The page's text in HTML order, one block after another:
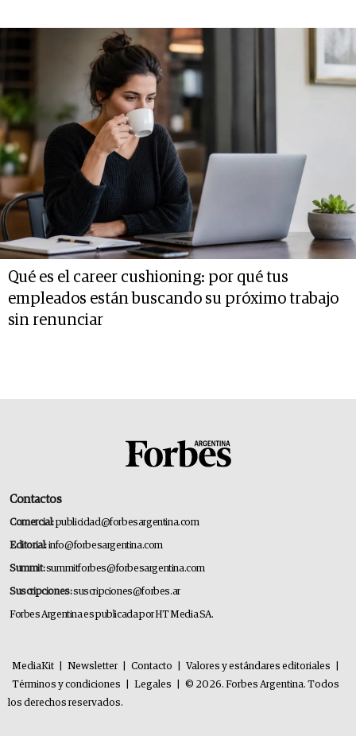
Qué es el career cushioning: por qué tus
empleados están buscando su próximo trabajo
sin renunciar
Contactos
Comercial:publicidad@forbesargentina.com
Editorial:info@forbesargentina.com
Summit:summitforbes@forbesargentina.com
Suscripciones:suscripciones@forbes.ar
Forbes Argentina es publicada por HT Media SA.
MediaKit Newsletter Contacto Valores y estándares editoriales
Términos y condiciones
Legales
© 2026. Forbes Argentina. Todos
los derechos reservados.